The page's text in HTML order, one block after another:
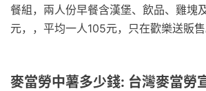
餐組，兩人份早餐含漢堡、飲品、雞塊
元，，平均一人105元，只在歡樂送販售
麥當勞中薯多少錢: 台灣麥當勞